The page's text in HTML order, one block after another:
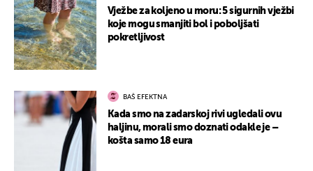
Vježbe za koljeno u moru: 5 sigurnih vježbi
koje mogu smanjiti bol i poboljšati
pokretljivost
BAŠ EFEKTNA
Kada smo na zadarskoj rivi ugledali ovu
haljinu, morali smo doznati odakle je –
košta samo 18 eura